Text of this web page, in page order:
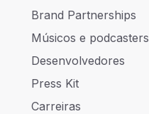
Brand Partnerships
Músicos e podcasters
Desenvolvedores
Press Kit
Carreiras